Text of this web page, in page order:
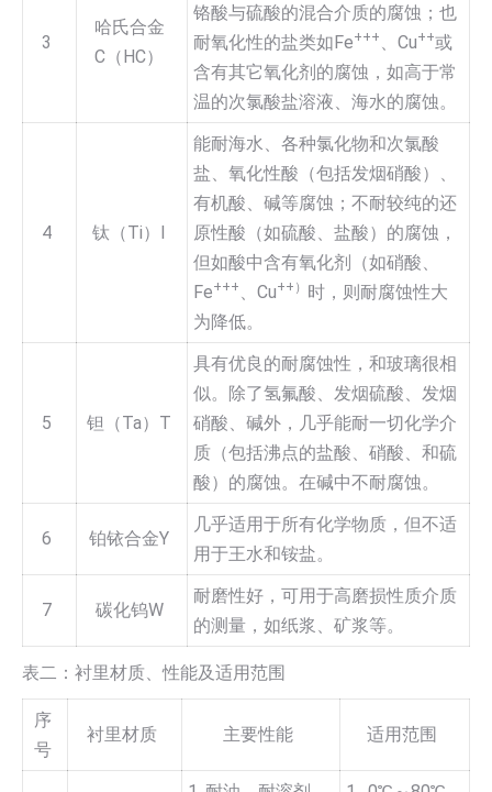
3
哈氏合金
C（HC）
铬酸与硫酸的混合介质的腐蚀；也
耐氧化性的盐类如Fe+++ 、Cu++或
含有其它氧化剂的腐蚀，如高于常
温的次氯酸盐溶液、海水的腐蚀。
4 钛（Ti）I
能耐海水、各种氯化物和次氯酸
盐、氧化性酸（包括发烟硝酸）、
有机酸、碱等腐蚀；不耐较纯的还
原性酸（如硫酸、盐酸）的腐蚀，
但如酸中含有氧化剂（如硝酸、
Fe+++ 、Cu++） 时，则耐腐蚀性大
为降低。
5 钽（Ta）T
具有优良的耐腐蚀性，和玻璃很相
似。除了氢氟酸、发烟硫酸、发烟
硝酸、碱外，几乎能耐一切化学介
质（包括沸点的盐酸、硝酸、和硫
酸）的腐蚀。在碱中不耐腐蚀。
6 铂铱合金Y
几乎适用于所有化学物质，但不适
用于王水和铵盐。
7 碳化钨W
耐磨性好，可用于高磨损性质介质
的测量，如纸浆、矿浆等。
表二：衬里材质、性能及适用范围
序
号
衬里材质 主要性能 适用范围